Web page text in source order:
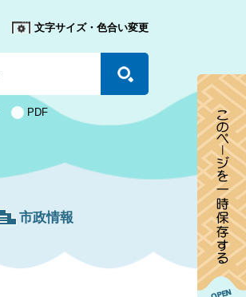
文字サイズ・色合い変更
PDF
市政情報